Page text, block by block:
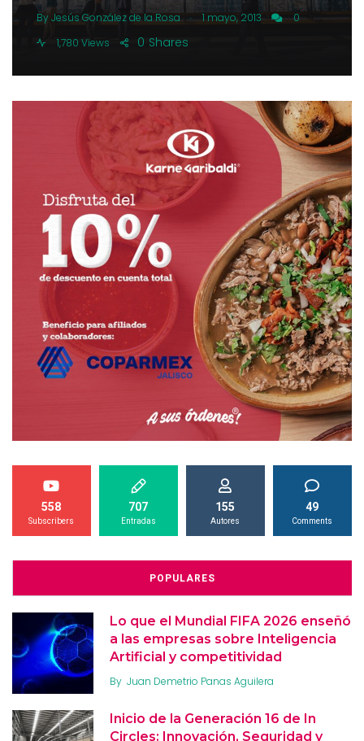
By Jesús González de la Rosa . 1 mayo, 2013
0
1,780 Views
Shares
0
558
Subscribers
707
Entradas
155
Autores
49
Comments
POPULARES
Lo que el Mundial FIFA 2026 enseñó
a las empresas sobre Inteligencia
Artificial y competitividad
By Juan Demetrio Panas Aguilera
Inicio de la Generación 16 de In
Circles: Innovación, Seguridad y